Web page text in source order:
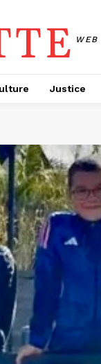
WEB
Justice